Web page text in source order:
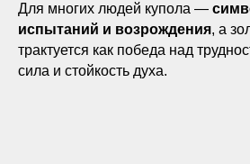
Для многих людей купола —
испытаний и возрождения, а
трактуется как победа над
сила и стойкость духа.